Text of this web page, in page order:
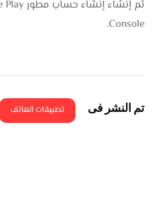
Console.
تم النشر فى تطبيقات الهاتف